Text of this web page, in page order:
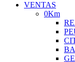
VENTAS
0Km